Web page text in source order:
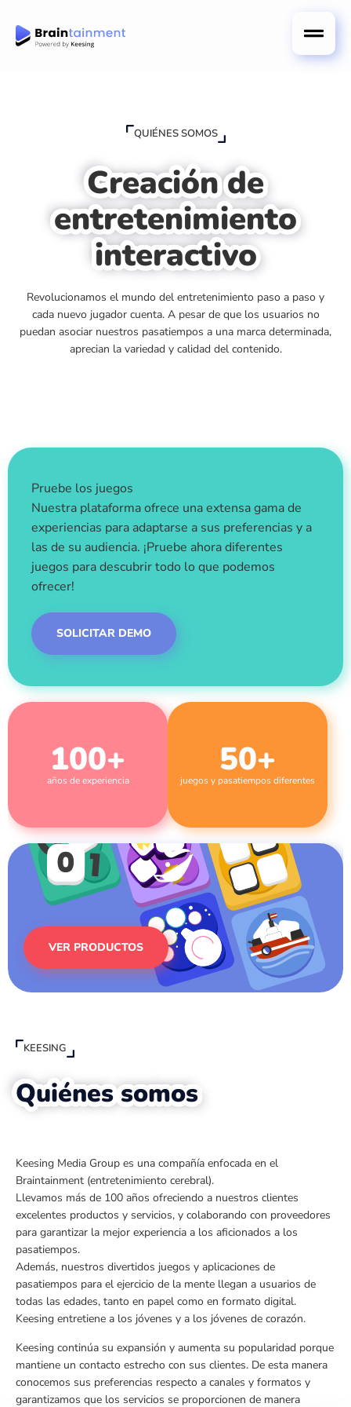
QUIÉNES SOMOS
Creación de
entretenimiento
interactivo
Revolucionamos el mundo del entretenimiento paso a paso y
cada nuevo jugador cuenta. A pesar de que los usuarios no
puedan asociar nuestros pasatiempos a una marca determinada,
aprecian la variedad y calidad del contenido.
Pruebe los juegos
Nuestra plataforma ofrece una extensa gama de
experiencias para adaptarse a sus preferencias y a
las de su audiencia. ¡Pruebe ahora diferentes
juegos para descubrir todo lo que podemos
ofrecer!
SOLICITAR DEMO
años de experiencia
100+ juegos y pasatiempos diferentes
50+
VER PRODUCTOS
KEESING
Quiénes somos
Keesing Media Group es una compañía enfocada en el
Braintainment (entretenimiento cerebral).
Llevamos más de 100 años ofreciendo a nuestros clientes
excelentes productos y servicios, y colaborando con proveedores
para garantizar la mejor experiencia a los aficionados a los
pasatiempos.
Además, nuestros divertidos juegos y aplicaciones de
pasatiempos para el ejercicio de la mente llegan a usuarios de
todas las edades, tanto en papel como en formato digital.
Keesing entretiene a los jóvenes y a los jóvenes de corazón.
Keesing continúa su expansión y aumenta su popularidad porque
mantiene un contacto estrecho con sus clientes. De esta manera
conocemos sus preferencias respecto a canales y formatos y
garantizamos que los servicios se proporcionen de manera